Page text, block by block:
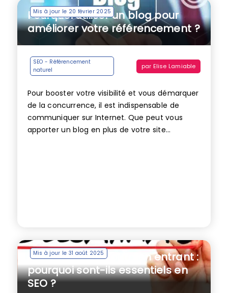
Mis à jour le 20 février 2025
Pourquoi utiliser un blog pour
améliorer votre référencement ?
SEO - Référencement
naturel
par Elise Lamiable
Pour booster votre visibilité et vous démarquer
de la concurrence, il est indispensable de
communiquer sur Internet. Que peut vous
apporter un blog en plus de votre site...
Mis à jour le 31 août 2025
Backlink, lien retour, lien entrant :
pourquoi sont-ils essentiels en
SEO ?